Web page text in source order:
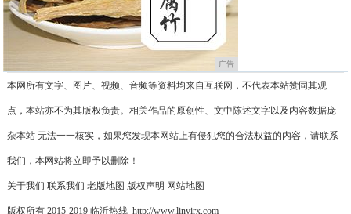
广告
本网所有文字、图片、视频、音频等资料均来自互联网，不代表本站赞同其观
点，本站亦不为其版权负责。相关作品的原创性、文中陈述文字以及内容数据庞
杂本站 无法一一核实，如果您发现本网站上有侵犯您的合法权益的内容，请联系
我们，本网站将立即予以删除！
关于我们 联系我们 老版地图 版权声明 网站地图
版权所有 2015-2019 临沂热线 http://www.linyirx.com